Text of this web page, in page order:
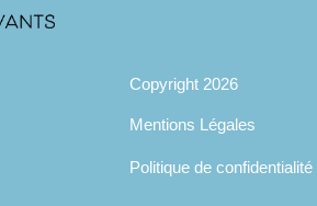
Copyright 2026
Mentions Légales
Politique de confidentialité